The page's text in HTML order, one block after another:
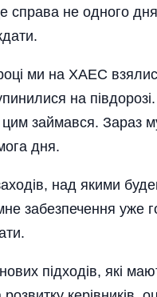
справа не одного
ми на ХАЕС
на
займався. Зараз
дня.
над якими
забезпечення уже
підходів, які